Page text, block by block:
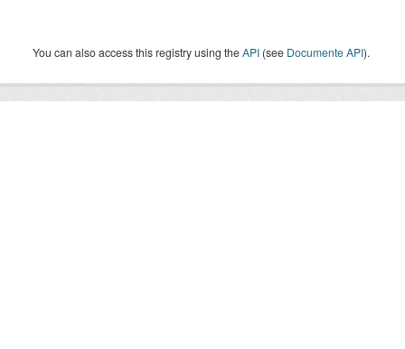
You can also access this registry using theAPI (see Documente API).